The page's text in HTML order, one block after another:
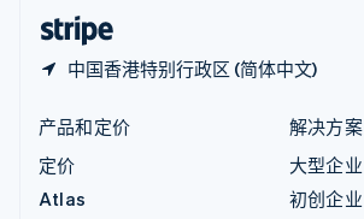
中国香港特别行政区 (简体中文)
产品和定价
定价
Atlas
解决方案
大型企业
初创企业